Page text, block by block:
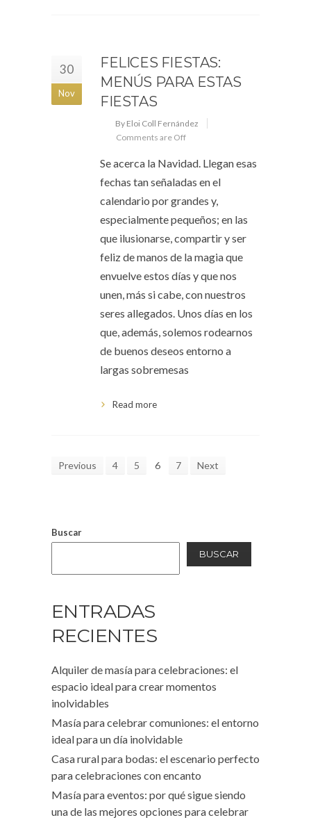
30
Nov
FELICES FIESTAS:
MENÚS PARA ESTAS
FIESTAS
By Eloi Coll Fernández
Comments are Off
Se acerca la Navidad. Llegan esas
fechas tan señaladas en el
calendario por grandes y,
especialmente pequeños; en las
que ilusionarse, compartir y ser
feliz de manos de la magia que
envuelve estos días y que nos
unen, más si cabe, con nuestros
seres allegados. Unos días en los
que, además, solemos rodearnos
de buenos deseos entorno a
largas sobremesas
Read more
Previous 4 5 6 7 Next
Buscar
BUSCAR
ENTRADAS
RECIENTES
Alquiler de masía para celebraciones: el
espacio ideal para crear momentos
inolvidables
Masía para celebrar comuniones: el entorno
ideal para un día inolvidable
Casa rural para bodas: el escenario perfecto
para celebraciones con encanto
Masía para eventos: por qué sigue siendo
una de las mejores opciones para celebrar